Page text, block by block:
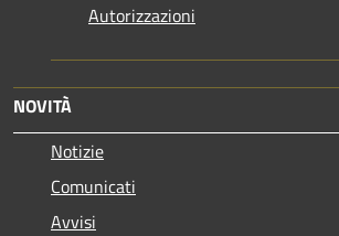
Autorizzazioni
NOVITÀ
Notizie
Comunicati
Avvisi